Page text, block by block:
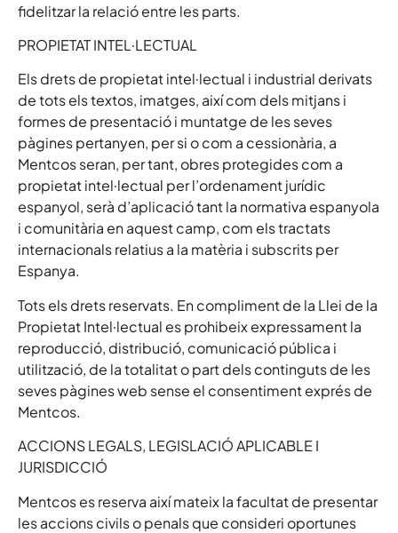
fidelitzar la relació entre les parts.
PROPIETAT INTEL·LECTUAL
Els drets de propietat intel·lectual i industrial derivats
de tots els textos, imatges, així com dels mitjans i
formes de presentació i muntatge de les seves
pàgines pertanyen, per si o com a cessionària, a
Mentcos seran, per tant, obres protegides com a
propietat intel·lectual per l’ordenament jurídic
espanyol, serà d’aplicació tant la normativa espanyola
i comunitària en aquest camp, com els tractats
internacionals relatius a la matèria i subscrits per
Espanya.
Tots els drets reservats. En compliment de la Llei de la
Propietat Intel·lectual es prohibeix expressament la
reproducció, distribució, comunicació pública i
utilització, de la totalitat o part dels continguts de les
seves pàgines web sense el consentiment exprés de
Mentcos.
ACCIONS LEGALS, LEGISLACIÓ APLICABLE I
JURISDICCIÓ
Mentcos es reserva així mateix la facultat de presentar
les accions civils o penals que consideri oportunes